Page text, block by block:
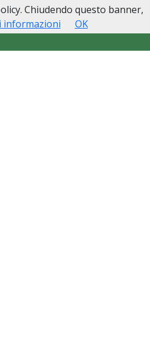
Contatti
Chiudendo questo banner,
informazioni OK